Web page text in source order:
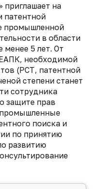
приглашает на
патентной
промышленной
в области
5 лет. От
необходимой
(РСТ, патентной
степени станет
сотрудника
защите прав
промышленные
поиска и
по принятию
развитию